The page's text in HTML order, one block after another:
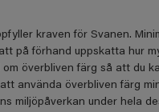
kraven för Svanen.
på förhand uppskatta hur
om överbliven färg så att du
använda överbliven färg
miljöpåverkan under hela